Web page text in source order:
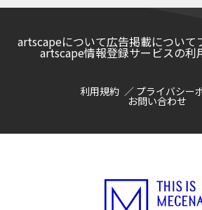
artscapeについて広告掲載について
artscape情報登録サービスの利
利用規約 プライバシー
お問い合わせ